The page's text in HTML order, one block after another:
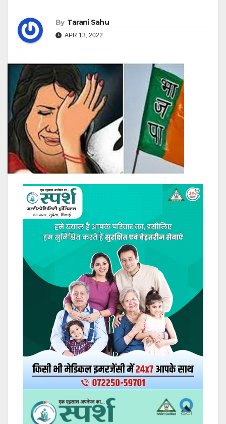
By Tarani Sahu
APR 13, 2022